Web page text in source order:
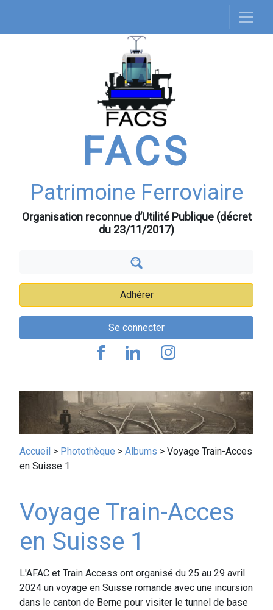
contenu
FACS
Patrimoine Ferroviaire
Organisation reconnue d’Utilité Publique (décret
du 23/11/2017)
Adhérer
Se connecter
principale
Fil
Accueil Photothèque Albums
Voyage Train-Acces
en Suisse 1
Voyage Train-Acces
en Suisse 1
L'AFAC et Train Access ont organisé du 25 au 29 avril
2024 un voyage en Suisse romande avec une incursion
dans le canton de Berne pour visiter le tunnel de base